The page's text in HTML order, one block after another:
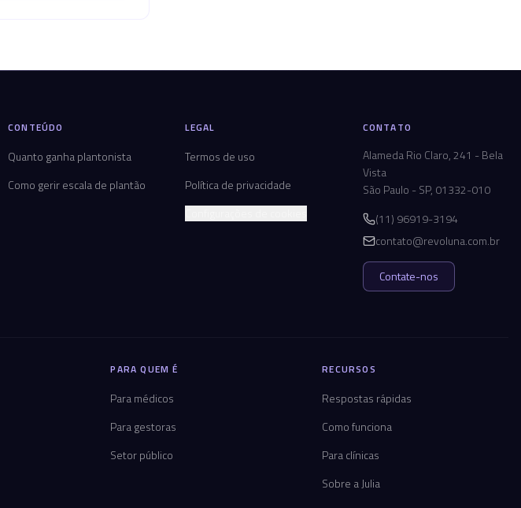
CONTEÚDO
Quanto ganha plantonista
Como gerir escala de plantão
LEGAL
Termos de uso
Política de privacidade
CONTATO
Alameda Rio Claro, 241 - Bela
Vista
São Paulo - SP, 01332-010
(11) 96919-3194
contato@revoluna.com.br
Contate-nos
PARA QUEM É
Para médicos
Para gestoras
Setor público
RECURSOS
Respostas rápidas
Como funciona
Para clínicas
Sobre a Julia